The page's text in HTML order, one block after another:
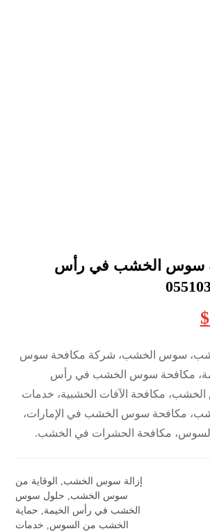
سوس الخشب في رأس
$
سوس الخشب، شركة مكافحة سوس
مكافحة سوس الخشب في رأس
الخشب، مكافحة الآفات الخشبية، خدمات
مكافحة سوس الخشب في الإمارات،
مكافحة الحشرات في الخشب.
إزالة سوس الخشب
الوقاية من
سوس الخشب
حلول سوس
الخشب في رأس الخيمة
حماية
الخشب من السوس
خدمات